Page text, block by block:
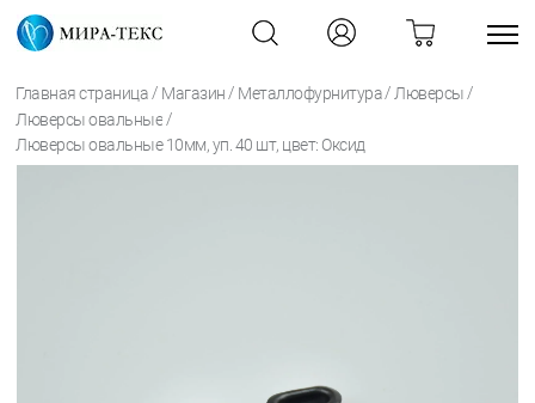
Главная страница / Магазин / Металлофурнитура / Люверсы /
Люверсы овальные /
Люверсы овальные 10мм, уп. 40 шт, цвет: Оксид